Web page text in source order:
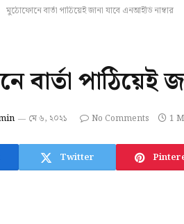
মুঠোফোনে বার্তা পাঠিয়েই জানা যাবে এনআইডি নাম্বার
বার্তা পাঠিয়েই
মে ৬, ২০২১ No Comments 1
Twitter